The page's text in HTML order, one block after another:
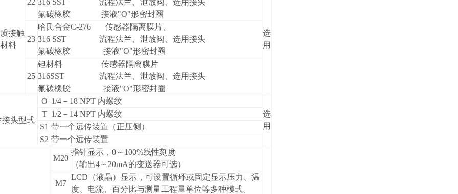
接触
料
22 316 SST 流程法兰、泄放阀、选用接头
氟碳橡胶 接液"O"形密封圈
选
用
23
哈氏合金C-276 传感器隔离膜片、
316 SST 流程法兰、泄放阀、选用接头
氟碳橡胶 接液"O"形密封圈
25
钽材料 传感器隔离膜片
316SST 流程法兰、泄放阀、选用接头
氟碳橡胶 接液"O"形密封圈
接头型式
O 1/4 －18 NPT 内螺纹
选
用
T 1/2 －14 NPT 内螺纹
S1 带一个远传装置（正压侧）
S2 带一个远传装置
M20
指针显示，0～100%线性刻度
（输出4～20mA的变送器可选）
M7
LCD （液晶）显示，可设置循环或固定显示压力、温
度、电流、百分比与测量工程量单位等多种模式。